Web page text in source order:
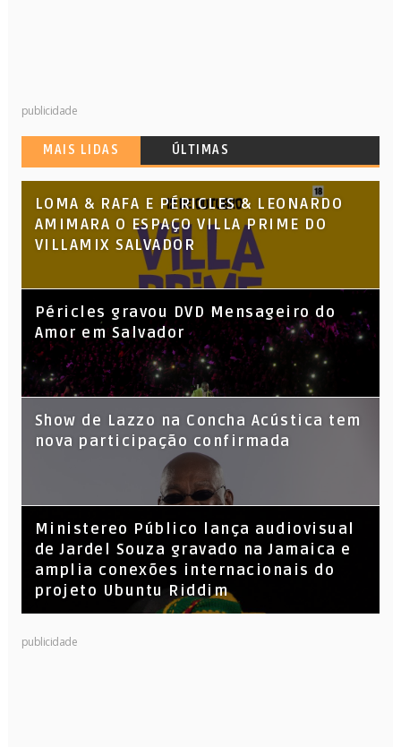
publicidade
MAIS LIDAS ÚLTIMAS
LOMA & RAFA E PÉRICLES & LEONARDO
AMIMARA O ESPAÇO VILLA PRIME DO
VILLAMIX SALVADOR
Péricles gravou DVD Mensageiro do
Amor em Salvador
Show de Lazzo na Concha Acústica tem
nova participação confirmada
​Ministereo Público lança audiovisual
de Jardel Souza gravado na Jamaica e
amplia conexões internacionais do
projeto Ubuntu Riddim
KL Jay (Racionais MC’s), DJ Raíz e DJ
publicidade